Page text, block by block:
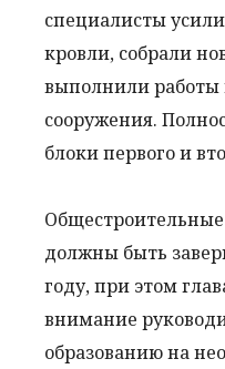
специалисты
кровли, собрали
выполнили работы
сооружения.
блоки первого и
должны быть
году, при этом
внимание
образованию на